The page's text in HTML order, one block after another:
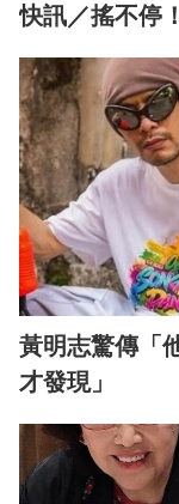
快訊／搖不停
黃明志驚傳「
才發現」